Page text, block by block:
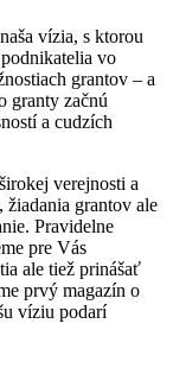
vízia, s ktorou
vo
grantov – a
granty začnú
a cudzích
verejnosti a
grantov ale
Pravidelne
pre Vás
ale tiež prinášať
prvý magazín o
víziu podarí